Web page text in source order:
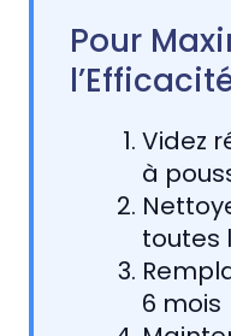
Pour
Videz
à
toutes
6 mois